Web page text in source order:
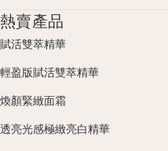
熱賣產品
賦活雙萃精華
輕盈版賦活雙萃精華
煥顏緊緻面霜
透亮光感極緻亮白精華